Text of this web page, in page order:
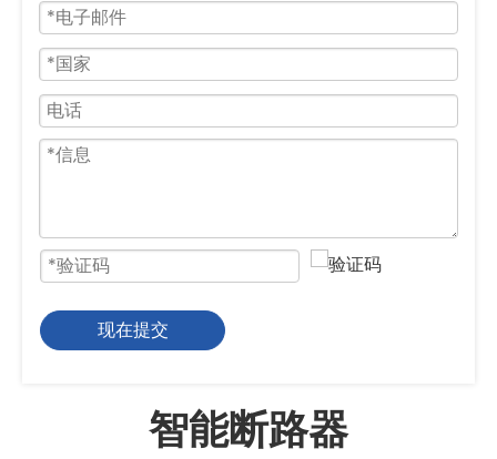
现在提交
智能断路器